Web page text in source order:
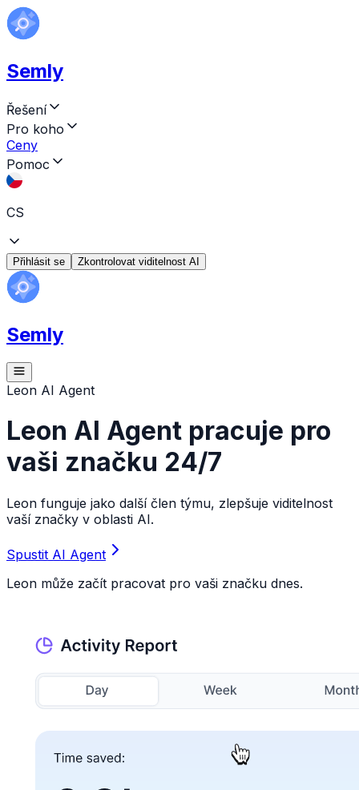
Semly
Řešení
Pro koho
Ceny
Pomoc
CS
Přihlásit se Zkontrolovat viditelnost AI
Semly
Leon AI Agent
Leon AI Agent pracuje pro
vaši značku 24/7
Leon funguje jako další člen týmu, zlepšuje viditelnost
vaší značky v oblasti AI.
Spustit AI Agent
Leon může začít pracovat pro vaši značku dnes.